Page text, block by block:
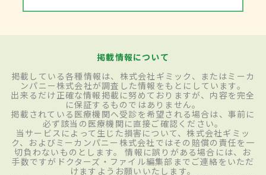
掲載情報について
掲載している各種情報は、株式会社ギミック、またはミーカ
ンパニー株式会社が調査した情報をもとにしています。
出来るだけ正確な情報掲載に努めておりますが、内容を完全
に保証するものではありません。
掲載されている医療機関へ受診を希望される場合は、事前に
必ず該当の医療機関に直接ご確認ください。
当サービスによって生じた損害について、株式会社ギミッ
ク、およびミーカンパニー株式会社ではその賠償の責任を一
切負わないものとします。 情報に誤りがある場合には、お
手数ですがドクターズ・ファイル編集部までご連絡をいただ
けますようお願いいたします。